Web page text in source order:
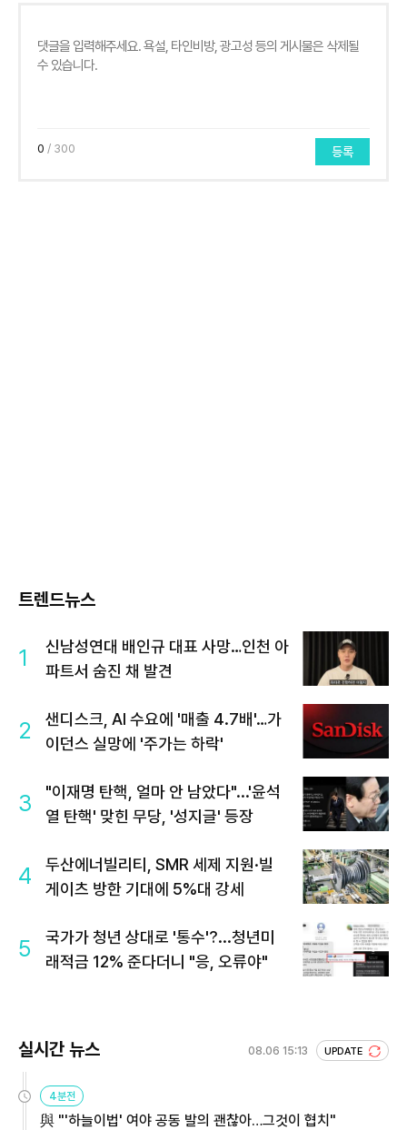
0 / 300 등록
트렌드뉴스
1
신남성연대 배인규 대표 사망…인천 아
파트서 숨진 채 발견
2
샌디스크, AI 수요에 '매출 4.7배'…가
이던스 실망에 '주가는 하락'
3
"이재명 탄핵, 얼마 안 남았다"...'윤석
열 탄핵' 맞힌 무당, '성지글' 등장
4
두산에너빌리티, SMR 세제 지원·빌
게이츠 방한 기대에 5%대 강세
5
국가가 청년 상대로 '통수'?...청년미
래적금 12% 준다더니 "응, 오류야"
실시간 뉴스 08.06 15:13 UPDATE
4분전
與 "'하늘이법' 여야 공동 발의 괜찮아…그것이 협치"